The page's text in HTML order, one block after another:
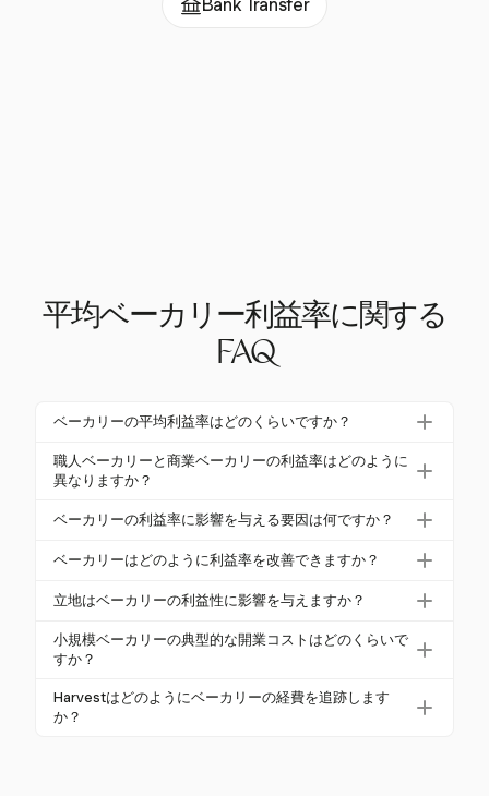
Bank Transfer
平均ベーカリー利益率に関する
FAQ
ベーカリーの平均利益率はどのくらいですか？
ベーカリーの平均粗利益率は通常60%から80%の範
囲で、純利益率は一般的に5%から10%の間です。成
に達することもあります。
職人ベーカリーと商業ベーカリーの利益率はどのように
異なりますか？
職人ベーカリーは、プレミアム製品のため、通常2
リーはボリュームに焦点を当てているため、通常1
ベーカリーの利益率に影響を与える要因は何ですか？
主な要因には、売上原価（COGS）があり、通常は
家賃や光熱費が含まれます。これらの費用を管理す
ベーカリーはどのように利益率を改善できますか？
ベーカリーは、価格戦略を最適化し、Harvestのよう
することで、利益率を改善できます。
立地はベーカリーの利益性に影響を与えますか？
はい、立地は利益性に大きな影響を与えます。都市
中心部のベーカリーは通常、より多くの人通りと潜
利益率に影響を与えることがあります。
小規模ベーカリーの典型的な開業コストはどのくらいで
すか？
小規模ベーカリーの開業コストは通常15,000ドルか
ら50,000ドルの範囲で、設備、許可、初期在庫の費
Harvestはどのようにベーカリーの経費を追跡します
か？